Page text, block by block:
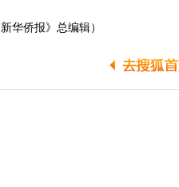
侨报》总编辑）